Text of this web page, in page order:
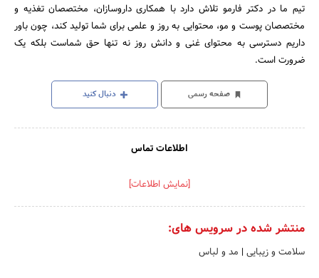
تیم ما در دکتر فارمو تلاش دارد با همکاری داروسازان، مختصصان تغذیه و
مختصصان پوست و مو، محتوایی به روز و علمی برای شما تولید کند، چون باور
داریم دسترسی به محتوای غنی و دانش روز نه تنها حق شماست بلکه یک
ضرورت است.
صفحه رسمی دنبال کنید
اطلاعات تماس
[نمایش اطلاعات]
منتشر شده در سرویس های:
سلامت و زیبایی | مد و لباس